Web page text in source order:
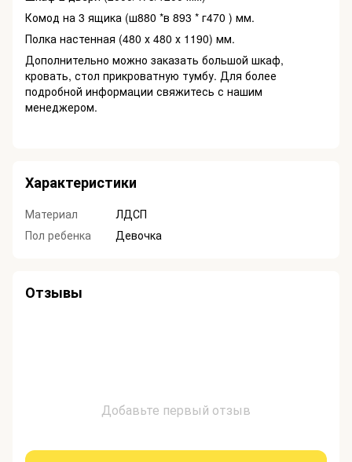
Комод на 3 ящика (ш880 *в 893 * г470 ) мм.
Полка настенная (480 х 480 х 1190) мм.
Дополнительно можно заказать большой шкаф,
кровать, стол прикроватную тумбу. Для более
подробной информации свяжитесь с нашим
менеджером.
Характеристики
Материал
ЛДСП
Пол ребенка
Девочка
Отзывы
Добавьте первый отзыв